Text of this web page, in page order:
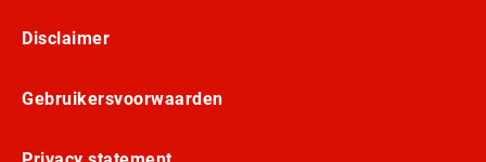
Disclaimer
Gebruikersvoorwaarden